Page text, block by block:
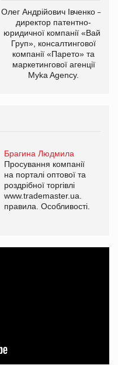
Олег Андрійович Івченко —
директор патентно-
юридичної компанії «Вайз
Груп», консалтингової
компанії «Парето» та
маркетингової агенції
Myka Agency.
Брагина Людмила
Просування компанії
на порталі оптової та
роздрібної торгівлі
www.trademaster.ua.
правила. Особливості.